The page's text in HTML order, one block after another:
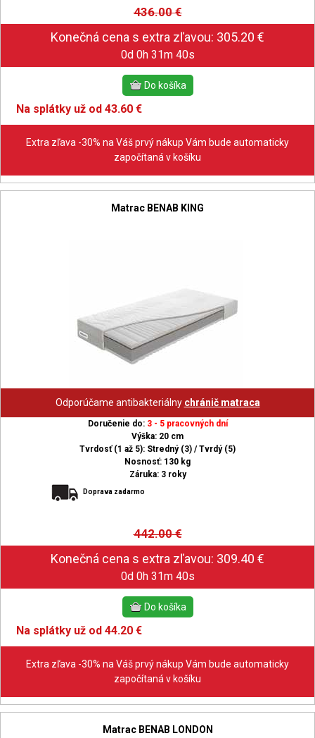
436.00€
0d 0h 31m 39s
Na splátky už od 43.60 €
Extra zľava -30% na Váš prvý nákup Vám bude automaticky
započítaná v košíku
Matrac BENAB KING
Odporúčame antibakteriálny chránič matraca
Doručenie do: 3 - 5 pracovných dní
Výška: 20 cm
Tvrdosť (1 až 5): Stredný (3) / Tvrdý (5)
Nosnosť: 130 kg
Záruka: 3 roky
Doprava zadarmo
442.00€
0d 0h 31m 39s
Na splátky už od 44.20 €
Extra zľava -30% na Váš prvý nákup Vám bude automaticky
započítaná v košíku
Matrac BENAB LONDON